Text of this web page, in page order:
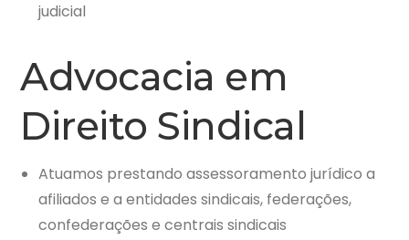
judicial
Advocacia em
Direito Sindical
Atuamos prestando assessoramento jurídico a
afiliados e a entidades sindicais, federações,
confederações e centrais sindicais